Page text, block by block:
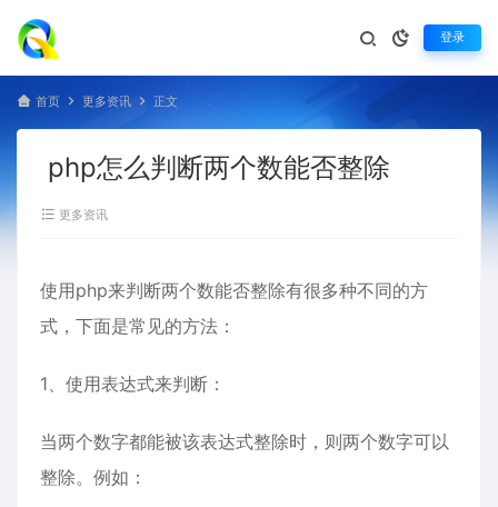
登录
首页 更多资讯 正文
php怎么判断两个数能否整除
更多资讯
使用php来判断两个数能否整除有很多种不同的方
式，下面是常见的方法：
1、使用表达式来判断：
当两个数字都能被该表达式整除时，则两个数字可以
整除。例如：